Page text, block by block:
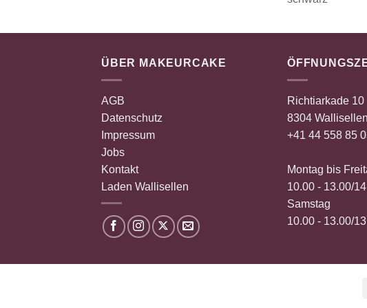
ÜBER MAKEURCAKE
AGB
Datenschutz
Impressum
Jobs
Kontakt
Laden Wallisellen
Richtiarkade 10
8304 Wallisellen
+41 44 558 85
Montag bis
10.00 - 13.00/
Samstag
10.00 - 13.00/